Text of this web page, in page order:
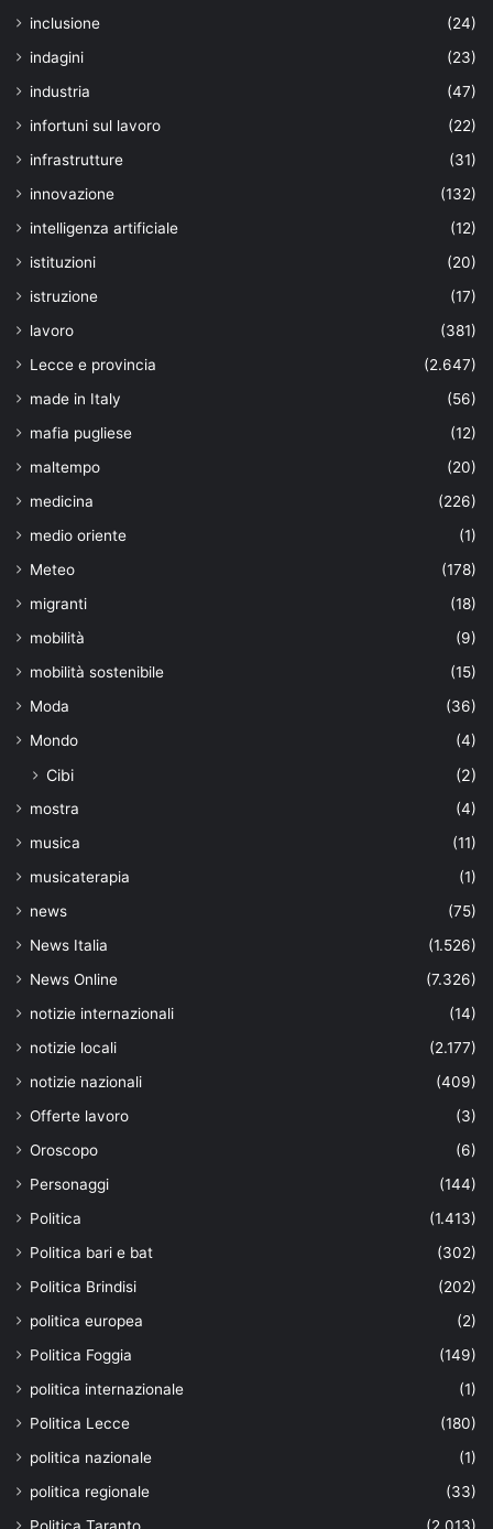
inclusione
(24)
indagini
(23)
industria
(47)
infortuni sul lavoro
(22)
infrastrutture
(31)
innovazione
(132)
intelligenza artificiale
(12)
istituzioni
(20)
istruzione
(17)
lavoro
(381)
Lecce e provincia
(2.647)
made in Italy
(56)
mafia pugliese
(12)
maltempo
(20)
medicina
(226)
medio oriente
(1)
Meteo
(178)
migranti
(18)
mobilità
(9)
mobilità sostenibile
(15)
Moda
(36)
Mondo
(4)
Cibi (2)
mostra
(4)
musica
(11)
musicaterapia
(1)
news
(75)
News Italia
(1.526)
News Online
(7.326)
notizie internazionali
(14)
notizie locali
(2.177)
notizie nazionali
(409)
Offerte lavoro
(3)
Oroscopo
(6)
Personaggi
(144)
Politica
(1.413)
Politica bari e bat
(302)
Politica Brindisi
(202)
politica europea
(2)
Politica Foggia
(149)
politica internazionale
(1)
Politica Lecce
(180)
politica nazionale
(1)
politica regionale
(33)